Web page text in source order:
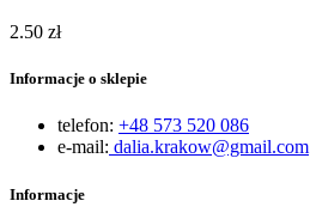
2.50 zł
Informacje o sklepie
telefon: +48 573 520 086
e-mail: dalia.krakow@gmail.com
Informacje